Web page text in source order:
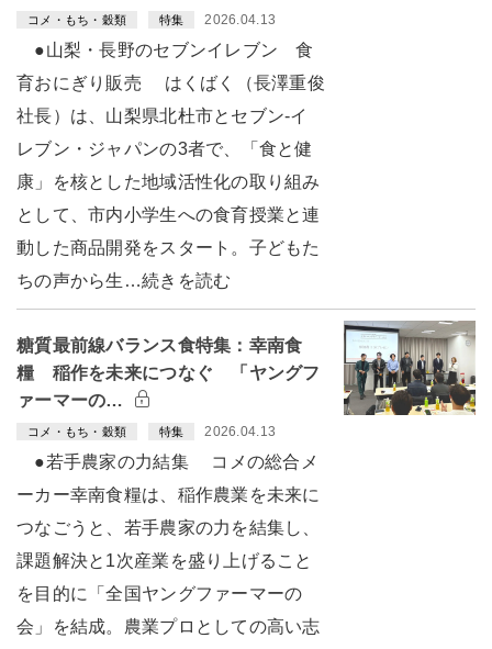
コメ・もち・穀類 特集 2026.04.13
●山梨・長野のセブンイレブン 食
育おにぎり販売 はくばく（長澤重俊
社長）は、山梨県北杜市とセブン-イ
レブン・ジャパンの3者で、「食と健
康」を核とした地域活性化の取り組み
として、市内小学生への食育授業と連
動した商品開発をスタート。子どもた
ちの声から生…続きを読む
糖質最前線バランス食特集：幸南食
糧 稲作を未来につなぐ 「ヤングフ
ァーマーの…
コメ・もち・穀類 特集 2026.04.13
●若手農家の力結集 コメの総合メ
ーカー幸南食糧は、稲作農業を未来に
つなごうと、若手農家の力を結集し、
課題解決と1次産業を盛り上げること
を目的に「全国ヤングファーマーの
会」を結成。農業プロとしての高い志